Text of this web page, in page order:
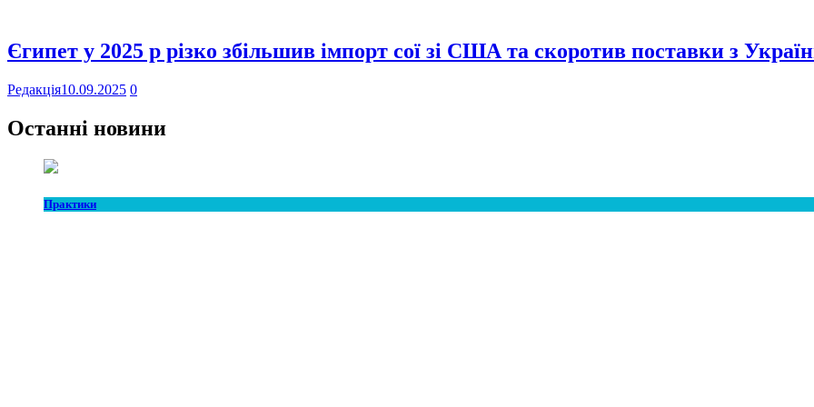
Єгипет у 2025 р різко збільшив імпорт сої зі США та скоротив поставки з
Редакція10.09.2025 0
Останні новини
Практики